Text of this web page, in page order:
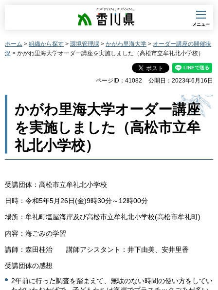
香川県
メニュー
ホーム > 組織から探す > 環境管理課 > かがわ里海大学 > オーダー講座の開催状
況 > かがわ里海大学オーダー講座を実施しました（高松市立牟礼北小学校）
ページID：41082 公開日：2023年6月16日
かがわ里海大学オーダー講座
を実施しました（高松市立牟
礼北小学校）
受講団体：高松市立牟礼北小学校
日時：令和5年5月26日(金)9時30分～12時00分
場所：牟礼町塩屋海岸及び高松市立牟礼北小学校(高松市牟礼町)
内容：海ごみの学習
講師：森田桂治 講師アシスタント：井下由美、安井里香
受講団体の感想
2年前に行った調査を踏まえて、無駄のない時間の使い方をしてい